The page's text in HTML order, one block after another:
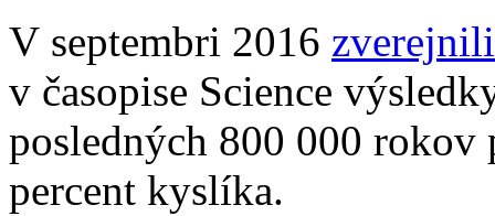
V septembri 2016 zverejnili
v časopise Science
posledných 800 000 rokov
percent kyslíka.